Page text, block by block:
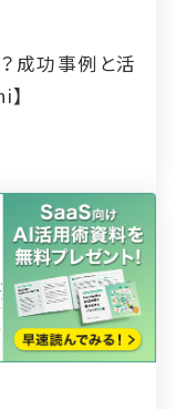
成功事例と活